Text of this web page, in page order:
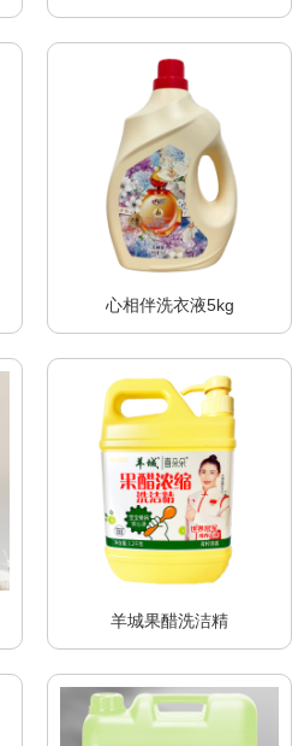
心相伴洗衣液5kg
羊城果醋洗洁精